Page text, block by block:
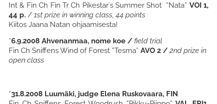
Int & Fin Ch Fin Tr Ch Pikestar´s Summer Shot ”Nata” VOI 1,
44 p. / 1st prize in winning class, 44 points
Kiitos Jaana Natan ohjaamisesta!
*6.9.2008 Ahvenanmaa, nome koe / field trial
Fin Ch Sniffens Wind of Forest ”Tesma” AVO 2 / 2nd prize in
open class
*31.8.2008 Luumäki, judge Elena Ruskovaara, FIN